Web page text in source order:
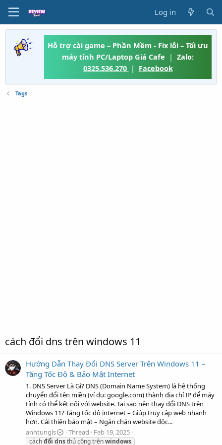
Log in
Hỗ trợ cài game – Phần Mềm - Fix lỗi – Tối ưu
máy tính PC/Laptop Giá Cafe | Zalo:
0325.536.270 | Facebook
Tags
cách đổi dns trên windows 11
Hướng Dẫn Thay Đổi DNS Server Trên Windows 11 –
Tăng Tốc Độ & Bảo Mật Internet
1. DNS Server Là Gì? DNS (Domain Name System) là hệ thống
chuyển đổi tên miền (ví dụ: google.com) thành địa chỉ IP để máy
tính có thể kết nối với website. Tại sao nên thay đổi DNS trên
Windows 11? Tăng tốc độ internet – Giúp truy cập web nhanh
hơn. Cải thiện bảo mật – Ngăn chặn website độc...
anhtungls
Thread Feb 19, 2025
cáchđổi dnsthủ công trênwindows